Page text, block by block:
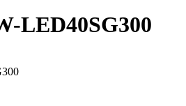
LED40SG300